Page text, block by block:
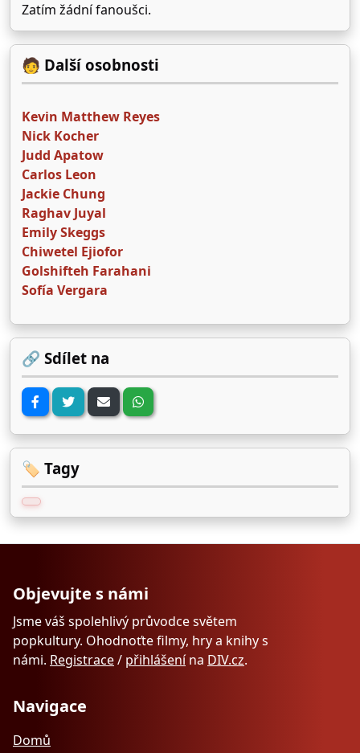
Zatím žádní fanoušci.
🧑 Další osobnosti
Kevin Matthew Reyes
Nick Kocher
Judd Apatow
Carlos Leon
Jackie Chung
Raghav Juyal
Emily Skeggs
Chiwetel Ejiofor
Golshifteh Farahani
Sofía Vergara
🔗 Sdílet na
🏷️ Tagy
Objevujte s námi
Jsme váš spolehlivý průvodce světem
popkultury. Ohodnoťte filmy, hry a knihy s
námi. Registrace/ přihlášenína DIV.cz.
Navigace
Domů